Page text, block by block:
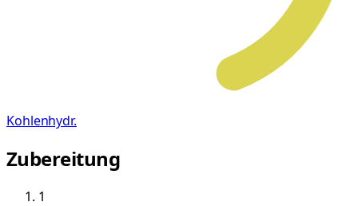
Kohlenhydr.
Zubereitung
1